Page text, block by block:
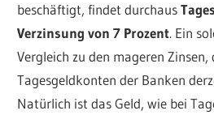
beschäftigt, findet durchaus
Verzinsung von 7 Prozent. Ein
Vergleich zu den mageren
Tagesgeldkonten der Banken
Natürlich ist das Geld, wie bei